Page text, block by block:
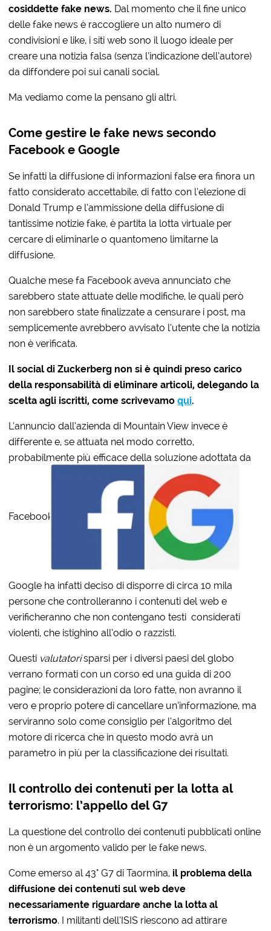
cosiddette fake news. Dal momento che il fine unico
delle fake news è raccogliere un alto numero di
condivisioni e like, i siti web sono il luogo ideale per
creare una notizia falsa (senza l’indicazione dell’autore)
da diffondere poi sui canali social.
Ma vediamo come la pensano gli altri.
Come gestire le fake news secondo
Facebook e Google
Se infatti la diffusione di informazioni false era finora un
fatto considerato accettabile, di fatto con l’elezione di
Donald Trump e l’ammissione della diffusione di
tantissime notizie fake, è partita la lotta virtuale per
cercare di eliminarle o quantomeno limitarne la
diffusione.
Qualche mese fa Facebook aveva annunciato che
sarebbero state attuate delle modifiche, le quali però
non sarebbero state finalizzate a censurare i post, ma
semplicemente avrebbero avvisato l’utente che la notizia
non è verificata.
Il social di Zuckerberg non si è quindi preso carico
della responsabilità di eliminare articoli, delegando la
scelta agli iscritti, come scrivevamoqui.
L’annuncio dall’azienda di Mountain View invece è
differente e, se attuata nel modo corretto,
probabilmente più efficace della soluzione adottata da
Facebook.
Google ha infatti deciso di disporre di circa 10 mila
persone che controlleranno i contenuti del web e
verificheranno che non contengano testi considerati
violenti, che istighino all’odio o razzisti.
Questi valutatorisparsi per i diversi paesi del globo
verrano formati con un corso ed una guida di 200
pagine; le considerazioni da loro fatte, non avranno il
vero e proprio potere di cancellare un’informazione, ma
serviranno solo come consiglio per l’algoritmo del
motore di ricerca che in questo modo avrà un
parametro in più per la classificazione dei risultati.
Il controllo dei contenuti per la lotta al
terrorismo: l’appello del G7
La questione del controllo dei contenuti pubblicati online
non è un argomento valido per le fake news.
Come emerso al 43° G7 di Taormina, il problema della
diffusione dei contenuti sul web deve
necessariamente riguardare anche la lotta al
terrorismo. I militanti dell’ISIS riescono ad attirare